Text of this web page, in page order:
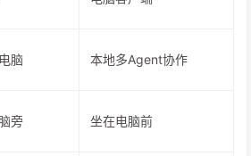
脑 本地多Agent协作
旁 坐在电脑前